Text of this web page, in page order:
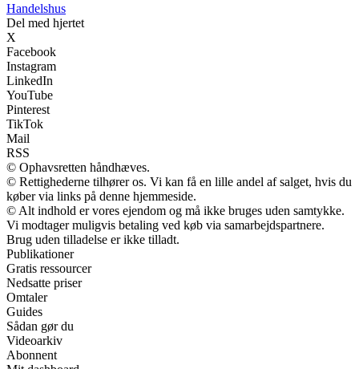
Handelshus
Del med hjertet
X
Facebook
Instagram
LinkedIn
YouTube
Pinterest
TikTok
Mail
RSS
© Ophavsretten håndhæves.
© Rettighederne tilhører os. Vi kan få en lille andel af salget, hvis du
køber via links på denne hjemmeside.
© Alt indhold er vores ejendom og må ikke bruges uden samtykke.
Vi modtager muligvis betaling ved køb via samarbejdspartnere.
Brug uden tilladelse er ikke tilladt.
Publikationer
Gratis ressourcer
Nedsatte priser
Omtaler
Guides
Sådan gør du
Videoarkiv
Abonnent